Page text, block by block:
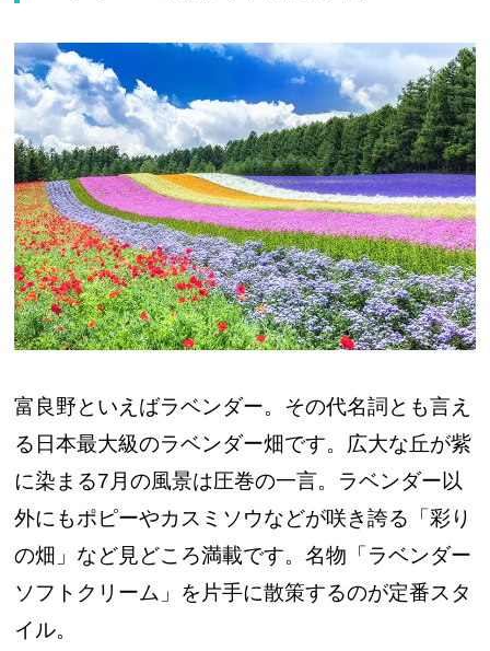
富良野といえばラベンダー。その代名詞とも言え
る日本最大級のラベンダー畑です。広大な丘が紫
に染まる7月の風景は圧巻の一言。ラベンダー以
外にもポピーやカスミソウなどが咲き誇る「彩り
の畑」など見どころ満載です。名物「ラベンダー
ソフトクリーム」を片手に散策するのが定番スタ
イル。